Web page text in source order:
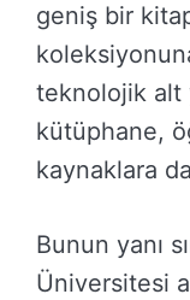
geniş bir
teknolojik alt
kütüphane,
kaynaklara
Bunun yanı
Üniversitesi